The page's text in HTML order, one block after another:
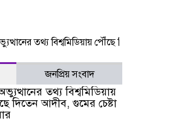
তথ্য বিশ্বমিডিয়ায় পৌঁছে দিতেন আদীব, গুমের
জনপ্রিয় সংবাদ
তথ্য বিশ্বমিডিয়ায়
দিতেন আদীব, গুমের চেষ্টা